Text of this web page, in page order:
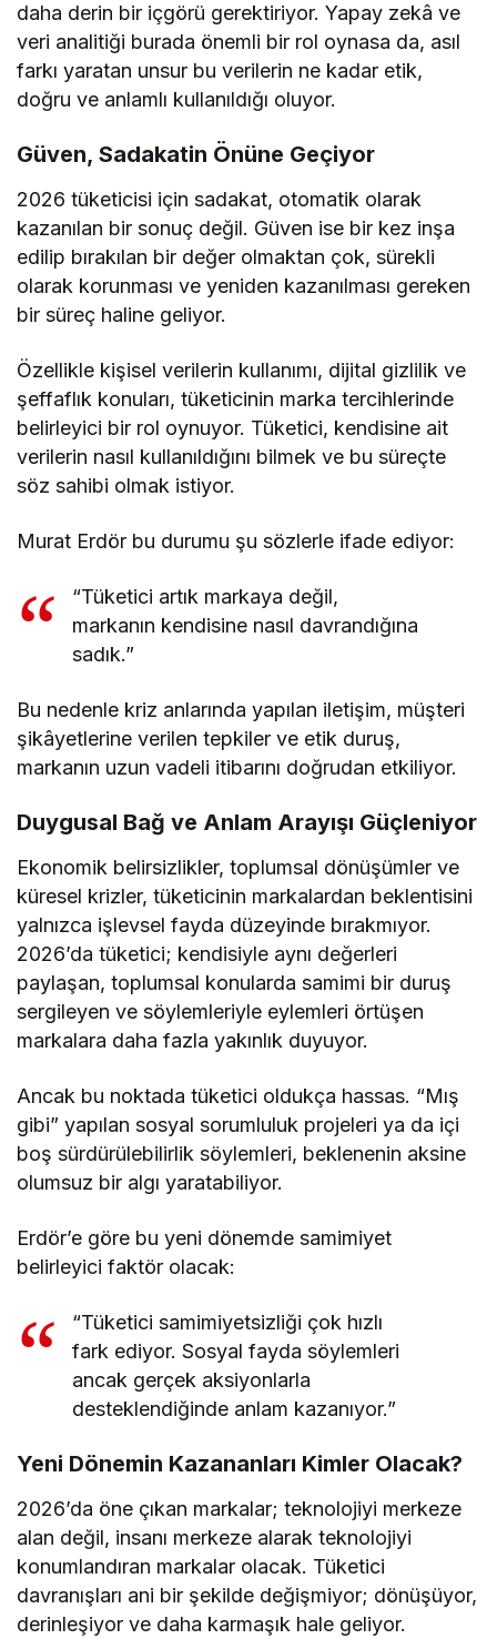
daha derin bir içgörü gerektiriyor. Yapay zekâ ve
veri analitiği burada önemli bir rol oynasa da, asıl
farkı yaratan unsur bu verilerin ne kadar etik,
doğru ve anlamlı kullanıldığı oluyor.
Güven, Sadakatin Önüne Geçiyor
2026 tüketicisi için sadakat, otomatik olarak
kazanılan bir sonuç değil. Güven ise bir kez inşa
edilip bırakılan bir değer olmaktan çok, sürekli
olarak korunması ve yeniden kazanılması gereken
bir süreç haline geliyor.
Özellikle kişisel verilerin kullanımı, dijital gizlilik ve
şeffaflık konuları, tüketicinin marka tercihlerinde
belirleyici bir rol oynuyor. Tüketici, kendisine ait
verilerin nasıl kullanıldığını bilmek ve bu süreçte
söz sahibi olmak istiyor.
Murat Erdör bu durumu şu sözlerle ifade ediyor:
“Tüketici artık markaya değil,
markanın kendisine nasıl davrandığına
sadık.”
Bu nedenle kriz anlarında yapılan iletişim, müşteri
şikâyetlerine verilen tepkiler ve etik duruş,
markanın uzun vadeli itibarını doğrudan etkiliyor.
Duygusal Bağ ve Anlam Arayışı Güçleniyor
Ekonomik belirsizlikler, toplumsal dönüşümler ve
küresel krizler, tüketicinin markalardan beklentisini
yalnızca işlevsel fayda düzeyinde bırakmıyor.
2026’da tüketici; kendisiyle aynı değerleri
paylaşan, toplumsal konularda samimi bir duruş
sergileyen ve söylemleriyle eylemleri örtüşen
markalara daha fazla yakınlık duyuyor.
Ancak bu noktada tüketici oldukça hassas. “Mış
gibi” yapılan sosyal sorumluluk projeleri ya da içi
boş sürdürülebilirlik söylemleri, beklenenin aksine
olumsuz bir algı yaratabiliyor.
Erdör’e göre bu yeni dönemde samimiyet
belirleyici faktör olacak:
“Tüketici samimiyetsizliği çok hızlı
fark ediyor. Sosyal fayda söylemleri
ancak gerçek aksiyonlarla
desteklendiğinde anlam kazanıyor.”
Yeni Dönemin Kazananları Kimler Olacak?
2026’da öne çıkan markalar; teknolojiyi merkeze
alan değil, insanı merkeze alarak teknolojiyi
konumlandıran markalar olacak. Tüketici
davranışları ani bir şekilde değişmiyor; dönüşüyor,
derinleşiyor ve daha karmaşık hale geliyor.